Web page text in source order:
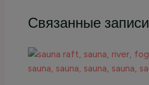
Связанные записи